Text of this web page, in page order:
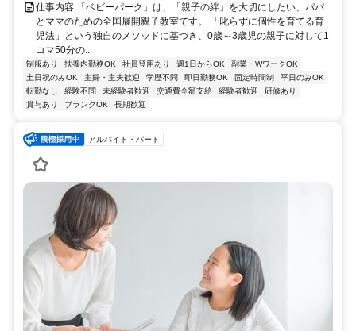
仕事内容 「ベビーパーク」は、「親子の絆」を大切にしたい、パパ
とママのための全国展開親子教室です。 「叱らずに個性を育てる育
児法」という独自のメソッドに基づき、0歳～3歳児の親子に対して1
コマ50分の...
制服あり 扶養内勤務OK 社員登用あり 週1日からOK
副業・WワークOK
土日祝のみOK
主婦・主夫歓迎 学歴不問 即日勤務OK 固定時間制
平日のみOK
転勤なし
経験不問 未経験者歓迎 交通費全額支給 経験者歓迎
研修あり
賞与あり
ブランクOK 長期歓迎
アルバイト・パート